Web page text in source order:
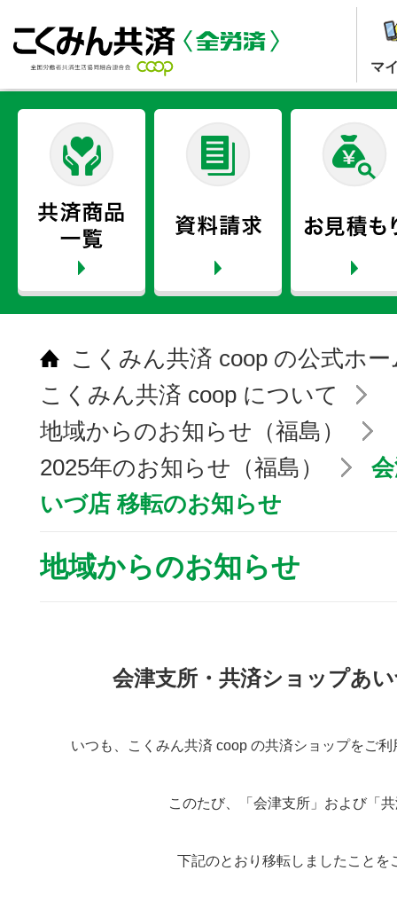
マ
こくみん共済 coop の公式ホ
こくみん共済 coop について
地域からのお知らせ（福島）
2025年のお知らせ（福島）
いづ店 移転のお知らせ
地域からのお知らせ
会津支所・共済ショップあ
いつも、こくみん共済 coop の共済ショップをご
このたび、「会津支所」および「
下記のとおり移転しましたことを